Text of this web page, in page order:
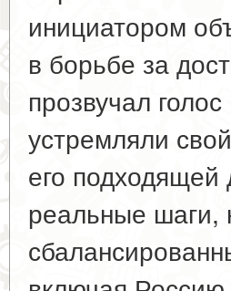
инициатором
в борьбе за
прозвучал
устремляли
его
реальные шаги,